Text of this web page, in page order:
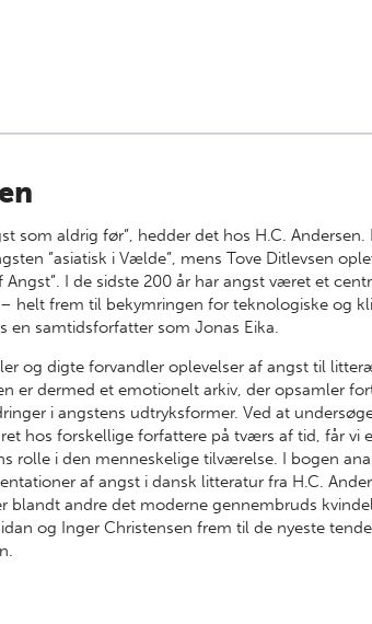
som aldrig før”, hedder det hos H.C. Andersen.
”asiatisk i Vælde”, mens Tove Ditlevsen
Angst”. I de sidste 200 år har angst været et
helt frem til bekymringen for teknologiske og
en samtidsforfatter som Jonas Eika.
og digte forvandler oplevelser af angst til
er dermed et emotionelt arkiv, der opsamler
i angstens udtryksformer. Ved at
hos forskellige forfattere på tværs af tid, får vi
rolle i den menneskelige tilværelse. I bogen
af angst i dansk litteratur fra H.C.
blandt andre det moderne gennembruds
og Inger Christensen frem til de nyeste